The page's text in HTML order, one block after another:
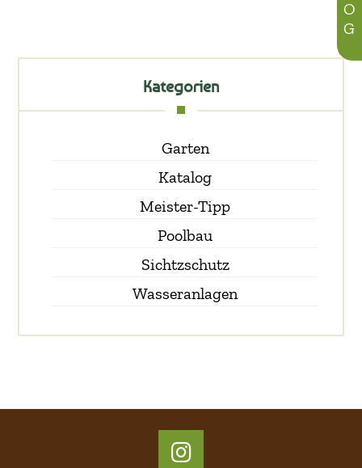
Kategorien
Garten
Katalog
Meister-Tipp
Poolbau
Sichtzschutz
Wasseranlagen